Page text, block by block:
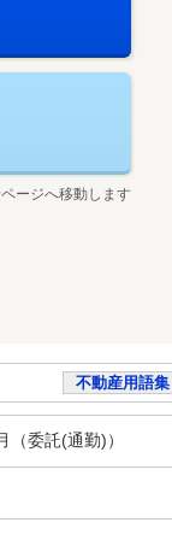
ージへ移動します
不動産用語集
（委託(通勤)）